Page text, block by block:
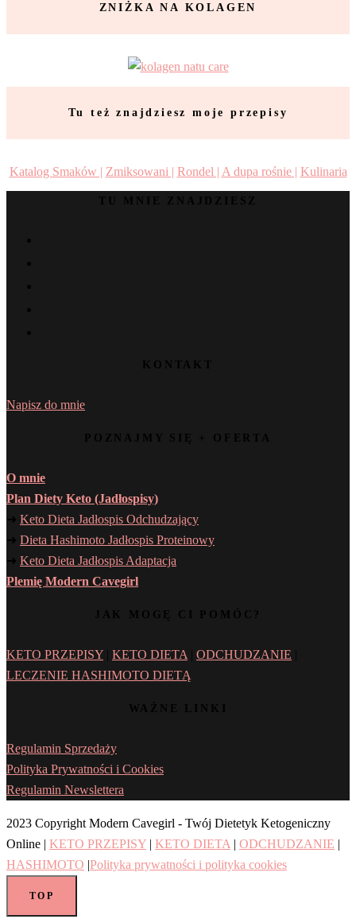
ZNIŻKA NA KOLAGEN
Tu też znajdziesz moje przepisy
Katalog Smaków | Zmiksowani | Rondel | A dupa rośnie | Kulinaria
TU MNIE ZNAJDZIESZ
KONTAKT
Napisz do mnie
POZNAJMY SIĘ + OFERTA
O mnie
Plan Diety Keto (Jadłospisy)
➜ Keto Dieta Jadłospis Odchudzający
➜ Dieta Hashimoto Jadłospis Proteinowy
➜ Keto Dieta Jadłospis Adaptacja
Plemię Modern Cavegirl
JAK MOGĘ CI POMÓC?
KETO PRZEPISY KETO DIETA ODCHUDZANIE
LECZENIE HASHIMOTO DIETĄ
WAŻNE LINKI
Regulamin Sprzedaży
Polityka Prywatności i Cookies
Regulamin Newslettera
2023 Copyright Modern Cavegirl - Twój Dietetyk Ketogeniczny
Online | KETO PRZEPISY | KETO DIETA | ODCHUDZANIE |
HASHIMOTO |Polityka prywatności i polityka cookies
TOP